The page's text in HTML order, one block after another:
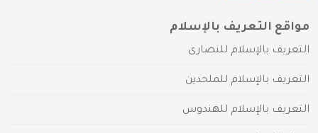
مواقع التعريف بالإسلام
التعريف بالإسلام للنصارى
التعريف بالإسلام للملحدين
التعريف بالإسلام للهندوس